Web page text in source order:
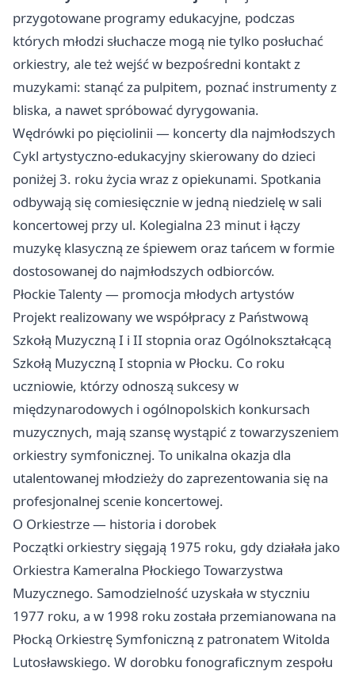
przygotowane programy edukacyjne, podczas
których młodzi słuchacze mogą nie tylko posłuchać
orkiestry, ale też wejść w bezpośredni kontakt z
muzykami: stanąć za pulpitem, poznać instrumenty z
bliska, a nawet spróbować dyrygowania.
Wędrówki po pięciolinii — koncerty dla najmłodszych
Cykl artystyczno-edukacyjny skierowany do dzieci
poniżej 3. roku życia wraz z opiekunami. Spotkania
odbywają się comiesięcznie w jedną niedzielę w sali
koncertowej przy ul. Kolegialna 23 minut i łączy
muzykę klasyczną ze śpiewem oraz tańcem w formie
dostosowanej do najmłodszych odbiorców.
Płockie Talenty — promocja młodych artystów
Projekt realizowany we współpracy z Państwową
Szkołą Muzyczną I i II stopnia oraz Ogólnokształcącą
Szkołą Muzyczną I stopnia w Płocku. Co roku
uczniowie, którzy odnoszą sukcesy w
międzynarodowych i ogólnopolskich konkursach
muzycznych, mają szansę wystąpić z towarzyszeniem
orkiestry symfonicznej. To unikalna okazja dla
utalentowanej młodzieży do zaprezentowania się na
profesjonalnej scenie koncertowej.
O Orkiestrze — historia i dorobek
Początki orkiestry sięgają 1975 roku, gdy działała jako
Orkiestra Kameralna Płockiego Towarzystwa
Muzycznego. Samodzielność uzyskała w styczniu
1977 roku, a w 1998 roku została przemianowana na
Płocką Orkiestrę Symfoniczną z patronatem Witolda
Lutosławskiego. W dorobku fonograficznym zespołu